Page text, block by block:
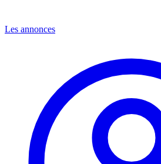
Les annonces